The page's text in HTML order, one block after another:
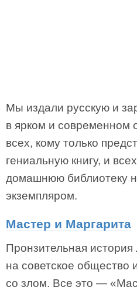
Мы издали русскую и
в ярком и современном
всех, кому только
гениальную книгу, и
домашнюю библиотеку
экземпляром.
Мастер и Маргарита
Пронзительная
на советское общество
со злом. Все это —